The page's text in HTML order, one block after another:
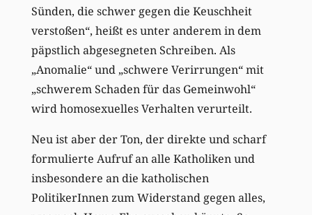
Sünden, die schwer gegen die Keuschheit
verstoßen“, heißt es unter anderem in dem
päpstlich abgesegneten Schreiben. Als
„Anomalie“ und „schwere Verirrungen“ mit
„schwerem Schaden für das Gemeinwohl“
wird homosexuelles Verhalten verurteilt.
Neu ist aber der Ton, der direkte und scharf
formulierte Aufruf an alle Katholiken und
insbesondere an die katholischen
PolitikerInnen zum Widerstand gegen alles,